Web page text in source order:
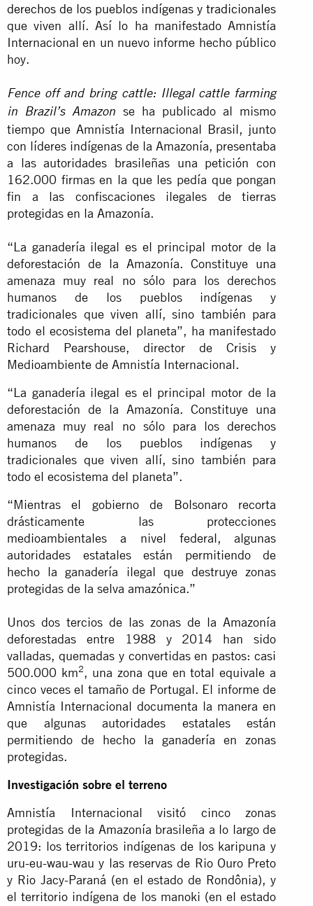
derechos de los pueblos indígenas y tradicionales
que viven allí. Así lo ha manifestado Amnistía
Internacional en un nuevo informe hecho público
hoy.
Fence off and bring cattle: Illegal cattle farming
in Brazil’s Amazon
se ha publicado al mismo
tiempo que Amnistía Internacional Brasil, junto
con líderes indígenas de la Amazonía, presentaba
a las autoridades brasileñas una petición con
162.000 firmas en la que les pedía que pongan
fin a las confiscaciones ilegales de tierras
protegidas en la Amazonía.
“La ganadería ilegal es el principal motor de la
deforestación de la Amazonía. Constituye una
amenaza muy real no sólo para los derechos
humanos de los pueblos indígenas y
tradicionales que viven allí, sino también para
todo el ecosistema del planeta”, ha manifestado
Richard Pearshouse, director de Crisis y
Medioambiente de Amnistía Internacional.
“La ganadería ilegal es el principal motor de la
deforestación de la Amazonía. Constituye una
amenaza muy real no sólo para los derechos
humanos de los pueblos indígenas y
tradicionales que viven allí, sino también para
todo el ecosistema del planeta”.
“Mientras el gobierno de Bolsonaro recorta
drásticamente las protecciones
medioambientales a nivel federal, algunas
autoridades estatales están permitiendo de
hecho la ganadería ilegal que destruye zonas
protegidas de la selva amazónica.”
Unos dos tercios de las zonas de la Amazonía
deforestadas entre 1988 y 2014 han sido
valladas, quemadas y convertidas en pastos: casi
500.000 km2, una zona que en total equivale a
cinco veces el tamaño de Portugal. El informe de
Amnistía Internacional documenta la manera en
que algunas autoridades estatales están
permitiendo de hecho la ganadería en zonas
protegidas.
Investigación sobre el terreno
Amnistía Internacional visitó cinco zonas
protegidas de la Amazonía brasileña a lo largo de
2019: los territorios indígenas de los karipuna y
uru-eu-wau-wau y las reservas de Rio Ouro Preto
y Rio Jacy-Paraná (en el estado de Rondônia), y
el territorio indígena de los manoki (en el estado